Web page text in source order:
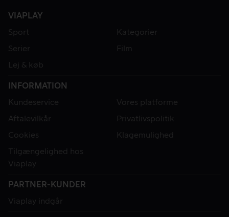
VIAPLAY
Sport
Kategorier
Serier
Film
Lej & køb
INFORMATION
Kundeservice
Vores platforme
Aftalevilkår
Privatlivspolitik
Cookies
Klagemulighed
Tilgængelighed hos
Viaplay
PARTNER-KUNDER
Viaplay indgår